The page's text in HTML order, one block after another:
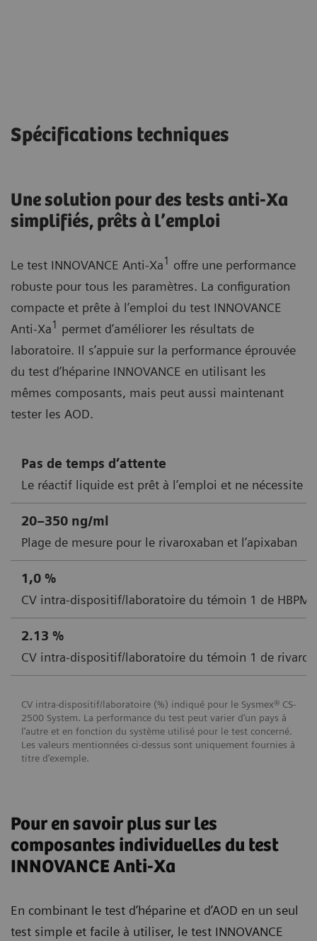
Spécifications techniques
Une solution pour des tests anti-Xa
simplifiés, prêts à l’emploi
Le test INNOVANCE Anti-Xa1 offre une performance
robuste pour tous les paramètres. La configuration
compacte et prête à l’emploi du test INNOVANCE
Anti-Xa1 permet d’améliorer les résultats de
laboratoire. Il s’appuie sur la performance éprouvée
du test d’héparine INNOVANCE en utilisant les
mêmes composants, mais peut aussi maintenant
tester les AOD.
Pas de temps d’attente
Le réactif liquide est prêt à l’emploi et ne nécessite
20–350 ng/ml
Plage de mesure pour le rivaroxaban et l’apixaban
1,0 %
CV intra-dispositif/laboratoire du témoin 1 de HBPM
2.13 %
CV intra-dispositif/laboratoire du témoin 1 de
CV intra-dispositif/laboratoire (%) indiqué pour le Sysmex® CS-
2500 System. La performance du test peut varier d’un pays à
l’autre et en fonction du système utilisé pour le test concerné.
Les valeurs mentionnées ci-dessus sont uniquement fournies à
titre d’exemple.
Pour en savoir plus sur les
composantes individuelles du test
INNOVANCE Anti-Xa
En combinant le test d’héparine et d’AOD en un seul
test simple et facile à utiliser, le test INNOVANCE